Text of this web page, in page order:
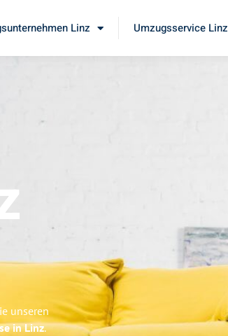
Linz Umzugsservice Linz
unseren
in Linz.